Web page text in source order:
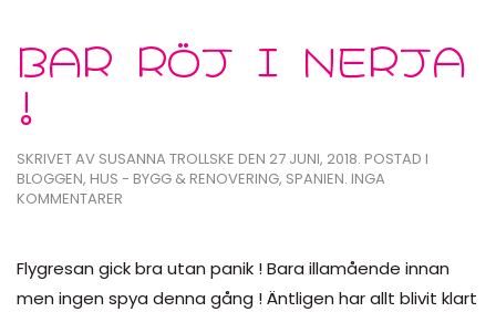
BAR RÖJ I NERJA
!
SKRIVET AV SUSANNA TROLLSKE DEN 27 JUNI, 2018. POSTAD I
BLOGGEN, HUS - BYGG & RENOVERING, SPANIEN. INGA
KOMMENTARER
I
NERJA
!
Flygresan gick bra utan panik ! Bara illamående innan
men ingen spya denna gång ! Äntligen har allt blivit klart